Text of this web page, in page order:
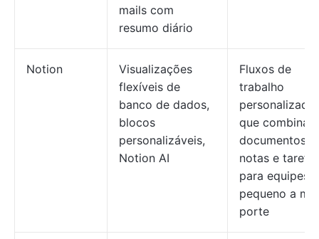
mails com
resumo diário
Notion
Visualizações
flexíveis de
banco de dados,
blocos
personalizáveis,
Notion AI
Fluxos de
trabalho
que combinam
documentos,
notas e
para equipes
pequeno a
porte